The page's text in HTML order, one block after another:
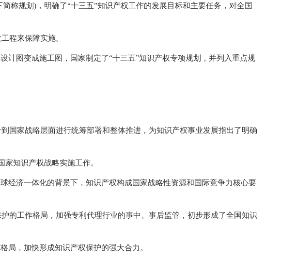
称规划)，明确了“十三五”知识产权工作的发展目标和主要任务，对全国
程来保障实施。
计图变成施工图，国家制定了“十三五”知识产权专项规划，并列入重点规
国家战略层面进行统筹部署和整体推进，为知识产权事业发展指出了明确
知识产权战略实施工作。
经济一体化的背景下，知识产权构成国家战略性资源和国际竞争力核心要
的工作格局，加强专利代理行业的事中、事后监管，初步形成了全国知识
局，加快形成知识产权保护的强大合力。